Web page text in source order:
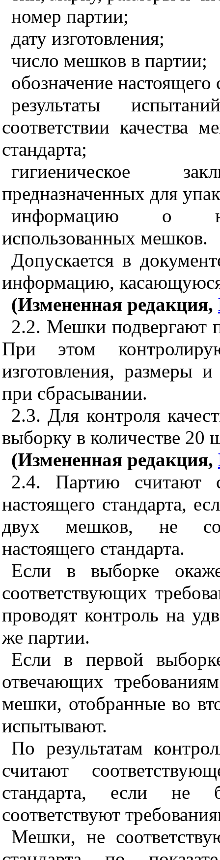
номер партии;
дату изготовления;
число мешков в партии;
обозначение настоящего
результаты
соответствии качества
стандарта;
гигиеническое
предназначенных для
информацию о
использованных мешков.
Допускается в
информацию,
(Измененная редакция,
2.2. Мешки подвергают
При этом
изготовления, размеры
при сбрасывании.
2.3. Для контроля
выборку в количестве 20
(Измененная редакция,
2.4. Партию считают
настоящего стандарта,
двух мешков, не
настоящего стандарта.
Если в выборке
соответствующих
проводят контроль на
же партии.
Если в первой
отвечающих
мешки, отобранные во
испытывают.
По результатам
считают
стандарта, если не
соответствуют
Мешки, не